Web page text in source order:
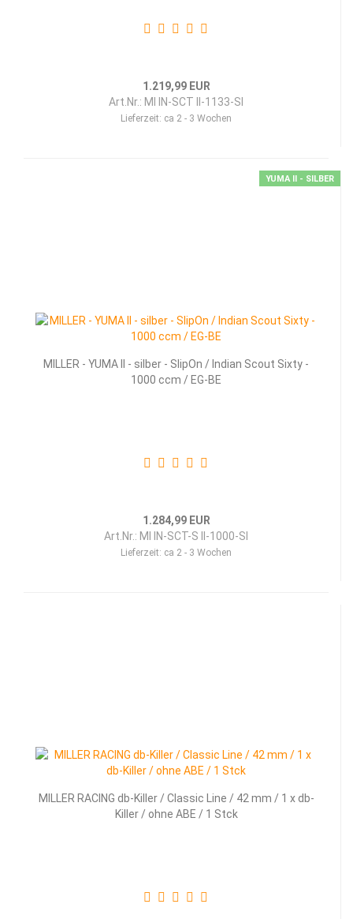
1.219,99 EUR
Art.Nr.: MI IN-SCT II-1133-SI
Lieferzeit: ca 2 - 3 Wochen
YUMA II - SILBER
MILLER - YUMA II - silber - SlipOn / Indian Scout Sixty -
1000 ccm / EG-BE
1.284,99 EUR
Art.Nr.: MI IN-SCT-S II-1000-SI
Lieferzeit: ca 2 - 3 Wochen
MILLER RACING db-Killer / Classic Line / 42 mm / 1 x db-
Killer / ohne ABE / 1 Stck